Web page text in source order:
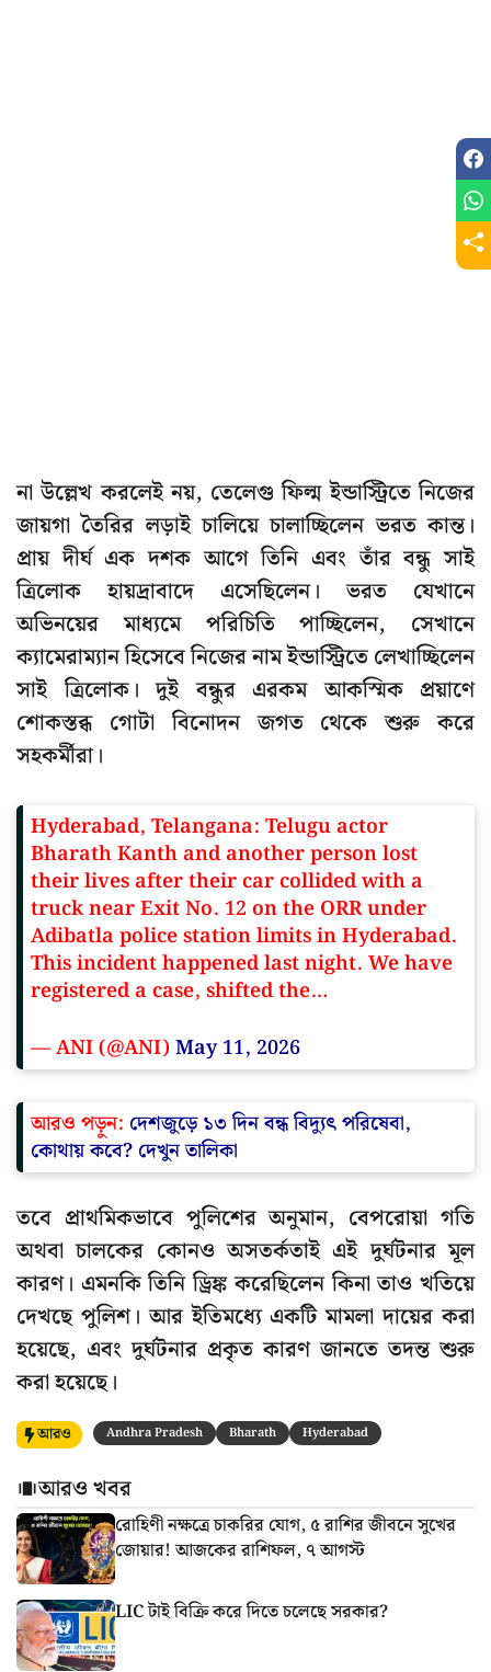
না উল্লেখ করলেই নয়, তেলেগু ফিল্ম ইন্ডাস্ট্রিতে নিজের
জায়গা তৈরির লড়াই চালিয়ে চালাচ্ছিলেন ভরত কান্ত।
প্রায় দীর্ঘ এক দশক আগে তিনি এবং তাঁর বন্ধু সাই
ত্রিলোক হায়দ্রাবাদে এসেছিলেন। ভরত যেখানে
অভিনয়ের মাধ্যমে পরিচিতি পাচ্ছিলেন, সেখানে
ক্যামেরাম্যান হিসেবে নিজের নাম ইন্ডাস্ট্রিতে লেখাচ্ছিলেন
সাই ত্রিলোক। দুই বন্ধুর এরকম আকস্মিক প্রয়াণে
শোকস্তব্ধ গোটা বিনোদন জগত থেকে শুরু করে
সহকর্মীরা।
Hyderabad, Telangana: Telugu actor
Bharath Kanth and another person lost
their lives after their car collided with a
truck near Exit No. 12 on the ORR under
Adibatla police station limits in Hyderabad.
This incident happened last night. We have
registered a case, shifted the…
— ANI (@ANI) May 11, 2026
আরও পড়ুন: দেশজুড়ে ১৩ দিন বন্ধ বিদ্যুৎ পরিষেবা,
কোথায় কবে? দেখুন তালিকা
তবে প্রাথমিকভাবে পুলিশের অনুমান, বেপরোয়া গতি
অথবা চালকের কোনও অসতর্কতাই এই দুর্ঘটনার মূল
কারণ। এমনকি তিনি ড্রিঙ্ক করেছিলেন কিনা তাও খতিয়ে
দেখছে পুলিশ। আর ইতিমধ্যে একটি মামলা দায়ের করা
হয়েছে, এবং দুর্ঘটনার প্রকৃত কারণ জানতে তদন্ত শুরু
করা হয়েছে।
আরও Andhra Pradesh Bharath Hyderabad
আরও খবর
রোহিণী নক্ষত্রে চাকরির যোগ, ৫ রাশির জীবনে সুখের
জোয়ার! আজকের রাশিফল, ৭ আগস্ট
LIC টাই বিক্রি করে দিতে চলেছে সরকার?